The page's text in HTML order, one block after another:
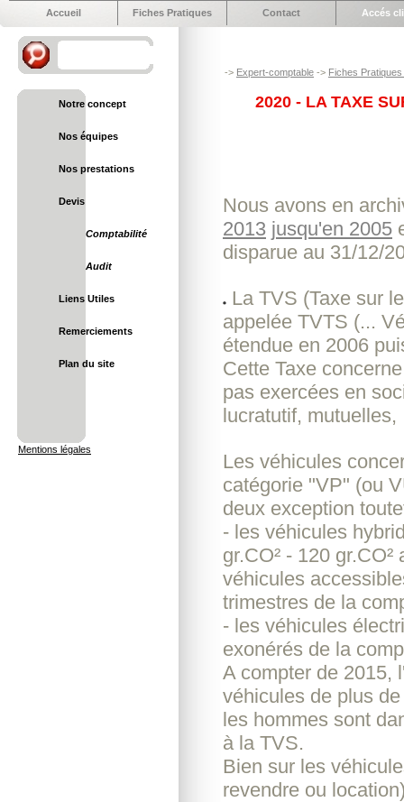
Accueil Fiches Pratiques Contact Accés
Notre concept
Nos équipes
Nos prestations
Devis
Comptabilité
Audit
Liens Utiles
Remerciements
Plan du site
Mentions légales
-> Expert-comptable -> Fiches
2020 - LA TAXE
Nous avons en
2013 jusqu'en 2005
disparue au 31/12/
La TVS (Taxe sur
appelée TVTS (...
étendue en 2006
Cette Taxe
pas exercées en
lucratutif, mutuelles,
Les véhicules
catégorie "VP" (ou
deux exception
- les véhicules
gr.CO² - 120
véhicules
trimestres de la
- les véhicules
exonérés de la
A compter de 2015,
véhicules de plus
les hommes sont
à la TVS.
Bien sur les
revendre ou